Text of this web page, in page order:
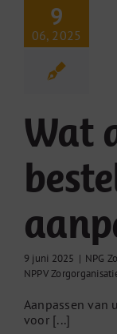
9
06, 2025
Wat
9 juni 2025 | NPG
NPPV
Aanpassen van
voor [...]